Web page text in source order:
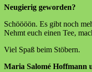
Neugierig geworden?
Schöööön. Es gibt noch
Nehmt euch einen Tee,
Viel Spaß beim Stöbern.
Maria Salomé Hoffmann